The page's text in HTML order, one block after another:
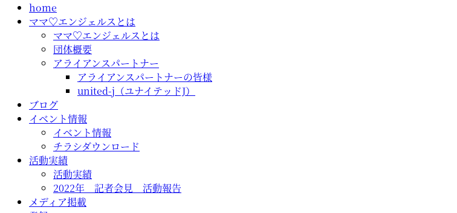
home
ママ♡エンジェルスとは
ママ♡エンジェルスとは
団体概要
アライアンスパートナー
アライアンスパートナーの皆様
united-j（ユナイテッドJ）
ブログ
イベント情報
イベント情報
チラシダウンロード
活動実績
活動実績
2022年 記者会見 活動報告
メディア掲載